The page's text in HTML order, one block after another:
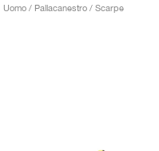
Uomo / Pallacanestro / Scarpe